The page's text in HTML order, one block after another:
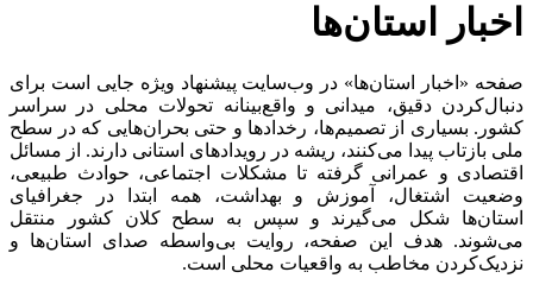
اخبار استان‌ها
صفحه «اخبار استان‌ها» در وب‌سایت پیشنهاد ویژه جایی است برای
دنبال‌کردن دقیق، میدانی و واقع‌بینانه تحولات محلی در سراسر
کشور. بسیاری از تصمیم‌ها، رخدادها و حتی بحران‌هایی که در سطح
ملی بازتاب پیدا می‌کنند، ریشه در رویدادهای استانی دارند. از مسائل
اقتصادی و عمرانی گرفته تا مشکلات اجتماعی، حوادث طبیعی،
وضعیت اشتغال، آموزش و بهداشت، همه ابتدا در جغرافیای
استان‌ها شکل می‌گیرند و سپس به سطح کلان کشور منتقل
می‌شوند. هدف این صفحه، روایت بی‌واسطه صدای استان‌ها و
نزدیک‌کردن مخاطب به واقعیات محلی است.